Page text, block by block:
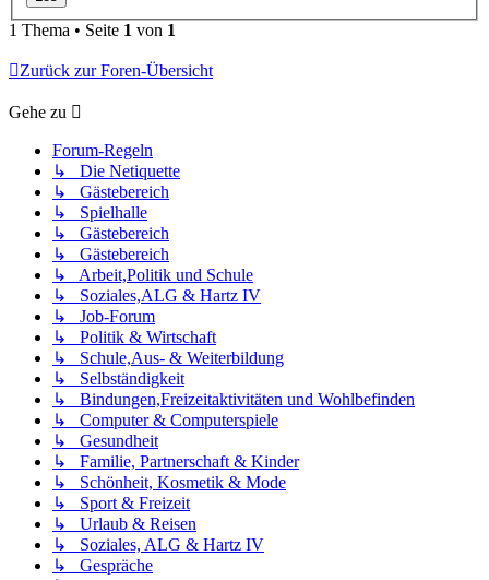
1 Thema • Seite 1 von 1
Zurück zur Foren-Übersicht
Gehe zu
Forum-Regeln
↳ Die Netiquette
↳ Gästebereich
↳ Spielhalle
↳ Gästebereich
↳ Gästebereich
↳ Arbeit,Politik und Schule
↳ Soziales,ALG & Hartz IV
↳ Job-Forum
↳ Politik & Wirtschaft
↳ Schule,Aus- & Weiterbildung
↳ Selbständigkeit
↳ Bindungen,Freizeitaktivitäten und Wohlbefinden
↳ Computer & Computerspiele
↳ Gesundheit
↳ Familie, Partnerschaft & Kinder
↳ Schönheit, Kosmetik & Mode
↳ Sport & Freizeit
↳ Urlaub & Reisen
↳ Soziales, ALG & Hartz IV
↳ Gespräche